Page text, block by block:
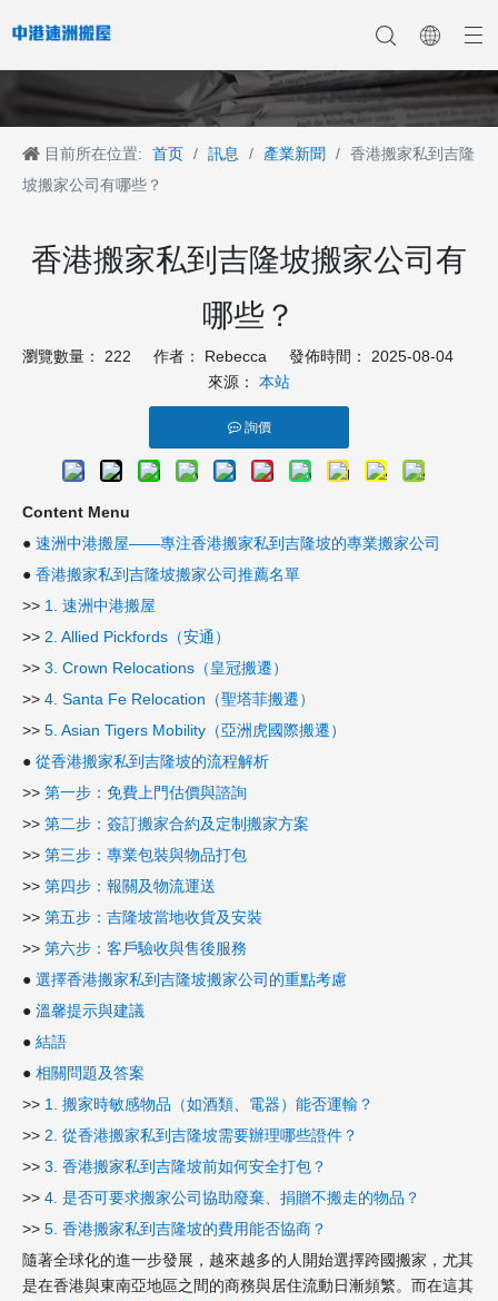
目前所在位置: 首页 / 訊息 / 產業新聞 / 香港搬家私到吉隆
坡搬家公司有哪些？
香港搬家私到吉隆坡搬家公司有
哪些？
瀏覽數量： 222 作者： Rebecca 發佈時間： 2025-08-04
來源： 本站
詢價
Content Menu
● 速洲中港搬屋——專注香港搬家私到吉隆坡的專業搬家公司
● 香港搬家私到吉隆坡搬家公司推薦名單
>> 1. 速洲中港搬屋
>> 2. Allied Pickfords（安通）
>> 3. Crown Relocations（皇冠搬遷）
>> 4. Santa Fe Relocation（聖塔菲搬遷）
>> 5. Asian Tigers Mobility（亞洲虎國際搬遷）
● 從香港搬家私到吉隆坡的流程解析
>> 第一步：免費上門估價與諮詢
>> 第二步：簽訂搬家合約及定制搬家方案
>> 第三步：專業包裝與物品打包
>> 第四步：報關及物流運送
>> 第五步：吉隆坡當地收貨及安裝
>> 第六步：客戶驗收與售後服務
● 選擇香港搬家私到吉隆坡搬家公司的重點考慮
● 溫馨提示與建議
● 結語
● 相關問題及答案
>> 1. 搬家時敏感物品（如酒類、電器）能否運輸？
>> 2. 從香港搬家私到吉隆坡需要辦理哪些證件？
>> 3. 香港搬家私到吉隆坡前如何安全打包？
>> 4. 是否可要求搬家公司協助廢棄、捐贈不搬走的物品？
>> 5. 香港搬家私到吉隆坡的費用能否協商？
隨著全球化的進一步發展，越來越多的人開始選擇跨國搬家，尤其
是在香港與東南亞地區之間的商務與居住流動日漸頻繁。而在這其